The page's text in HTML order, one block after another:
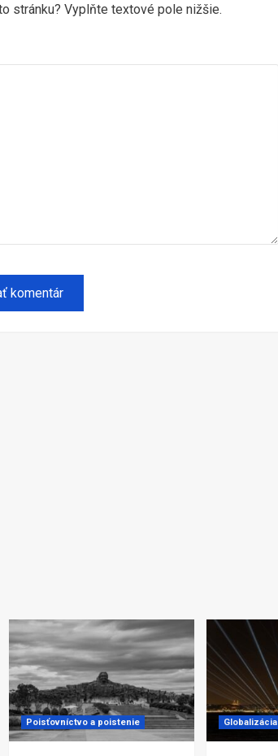
stránku? Vyplňte textové pole nižšie.
Poisťovníctvo a poistenie Globalizácia